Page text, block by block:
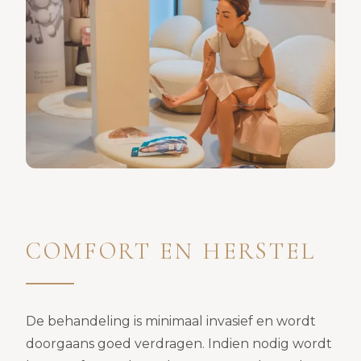
op je gemak voelt. Een groot
pluspunt is dat afspraken altijd
stipt verlopen, zonder lange
wachttijden. De persoonlijke
aanpak, de goede service en de
uitstekende resultaten maken
dat ik deze esthetisch arts met
veel vertrouwen kan
aanbevelen. Absoluut een
COMFORT EN HERSTEL
De behandeling is minimaal invasief en wordt
doorgaans goed verdragen. Indien nodig wordt